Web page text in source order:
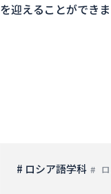
を迎えることができ
# ロシア語学科